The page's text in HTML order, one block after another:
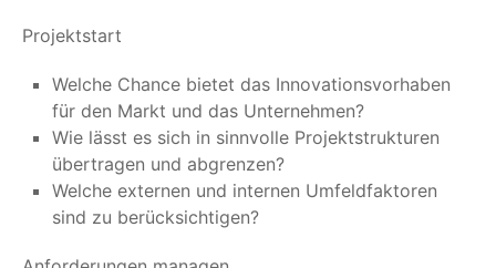
Projektstart
Welche Chance bietet das Innovationsvorhaben
für den Markt und das Unternehmen?
Wie lässt es sich in sinnvolle Projektstrukturen
übertragen und abgrenzen?
Welche externen und internen Umfeldfaktoren
sind zu berücksichtigen?